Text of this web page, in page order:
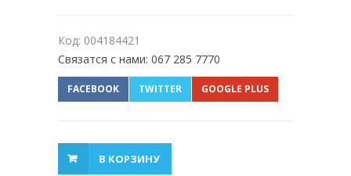
Код: 004184421
Связатся с нами: 067 285 7770
FACEBOOK TWITTER GOOGLE PLUS
В КОРЗИНУ